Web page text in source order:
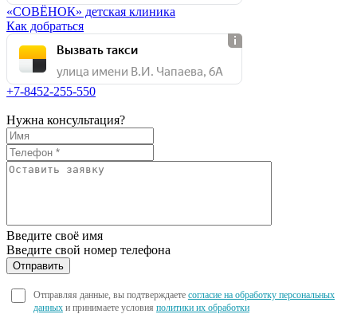
«СОВЁНОК» детская клиника
Как добраться
Вызвать такси
улица имени В.И. Чапаева, 6А
+7-8452-255-550
Нужна консультация?
Введите своё имя
Введите свой номер телефона
Отправляя данные, вы подтверждаете согласие на обработку персональных
данных и принимаете условия политики их обработки